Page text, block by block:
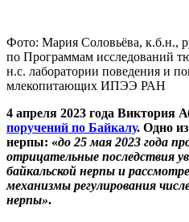
Фото: Мария Соловьёва, к.б.н.,
по Программам исследований
н.с. лаборатории поведения и
млекопитающих ИПЭЭ РАН
4 апреля 2023 года Виктория
поручений по Байкалу. Одно
нерпы: «до 25 мая 2023 года
отрицательные последствия
байкальской нерпы и
механизмы регулирования
нерпы».